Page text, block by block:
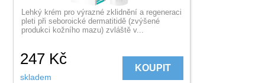
Lehký krém pro výrazné zklidnění a regeneraci
pleti při seboroické dermatitidě (zvýšené
produkci kožního mazu) zvláště v...
247 Kč
skladem
KOUPIT